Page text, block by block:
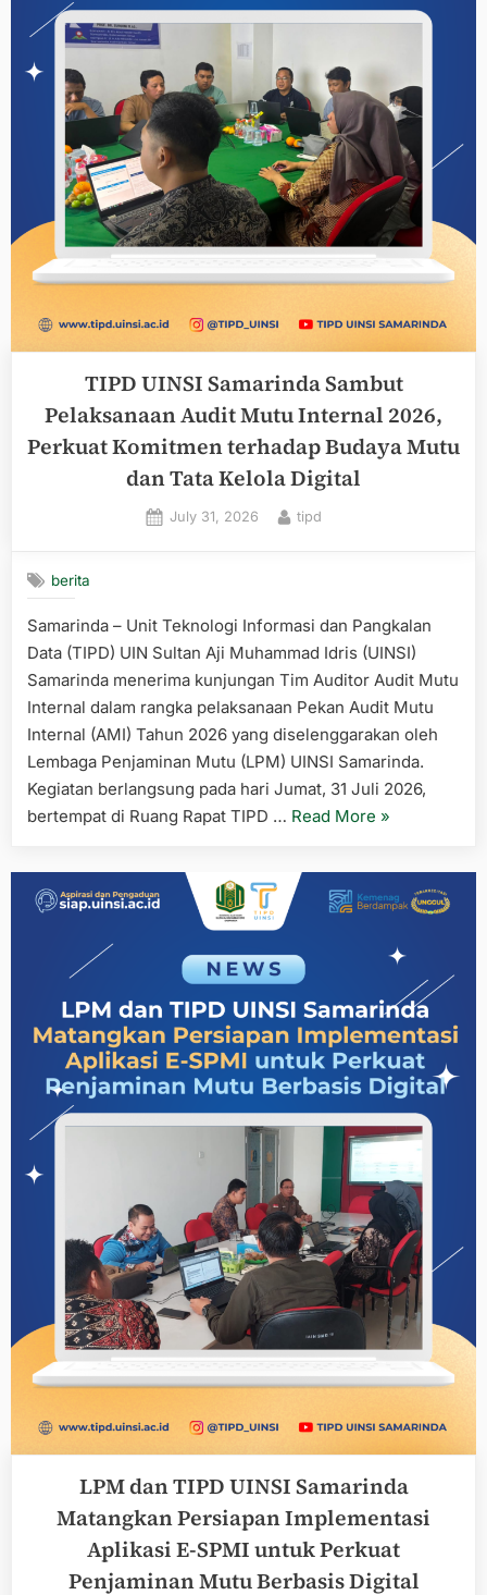
Induk
Terpadu
Kepegawaian”
TIPD UINSI Samarinda Sambut
Pelaksanaan Audit Mutu Internal 2026,
Perkuat Komitmen terhadap Budaya Mutu
dan Tata Kelola Digital
Posted
July 31, 2026 By
tipd
berita
Samarinda – Unit Teknologi Informasi dan Pangkalan
Data (TIPD) UIN Sultan Aji Muhammad Idris (UINSI)
Samarinda menerima kunjungan Tim Auditor Audit Mutu
Internal dalam rangka pelaksanaan Pekan Audit Mutu
Internal (AMI) Tahun 2026 yang diselenggarakan oleh
Lembaga Penjaminan Mutu (LPM) UINSI Samarinda.
Kegiatan berlangsung pada hari Jumat, 31 Juli 2026,
bertempat di Ruang Rapat TIPD … Read More “TIPD
Samarinda
Sambut
Audit
Internal
2026,
Perkuat
Komitmen
terhadap
Budaya
Mutu
dan
Tata
Kelola
Digital”
»
LPM dan TIPD UINSI Samarinda
Matangkan Persiapan Implementasi
Aplikasi E-SPMI untuk Perkuat
Penjaminan Mutu Berbasis Digital